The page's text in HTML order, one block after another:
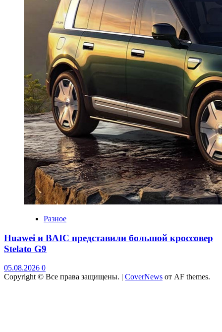
Разное
Huawei и BAIC представили большой кроссовер
Stelato G9
05.08.2026 0
Copyright © Все права защищены. | CoverNews от AF themes.